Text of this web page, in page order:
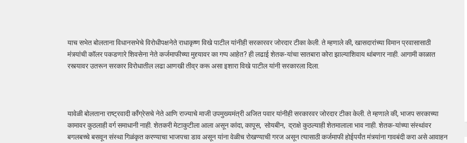
याच सभेत बोलताना विधानसभेचे विरोधीपक्षनेते राधाकृष्ण विखे पाटील यांनीही सरकारवर जोरदार टीका केली. ते म्हणाले की, खासदारांच्या विमान प्रवासासाठी
मंत्र्यांची कॉलर पकडणारे शिवसेना नेते कर्जमाफीच्या मुद्द्यावर का गप्प आहेत? ही लढाई शेतक-यांचा सातबारा कोरा झाल्याशिवाय थांबणार नाही. आगामी काळात
रस्त्यावर उतरून सरकार विरोधातील लढा आणखी तीव्र करू असा इशारा विखे पाटील यांनी सरकारला दिला.
यावेळी बोलताना राष्ट्रवादी काँग्रेसचे नेते आणि राज्याचे माजी उपमुख्यमंत्री अजित पवार यांनीही सरकारवर जोरदार टीका केली. ते म्हणाले की, भाजप सरकाच्या
कामावर कुठलाही वर्ग समाधानी नाही. शेतकरी मेटाकुटीला आला असून कांदा, कापूस, सोयबीन, द्राक्षे कुठल्याही शेतमालाला भाव नाही. शेतक-यांच्या संस्थांवर
बगलबच्चे बसवून संस्था गिळंकृत करण्याचा भाजपचा डाव असून यांना वेळीच रोखण्याची गरज असून त्यासाठी कर्जमाफी होईपर्यंत मंत्र्यांना गावबंदी करा असे आवाहन